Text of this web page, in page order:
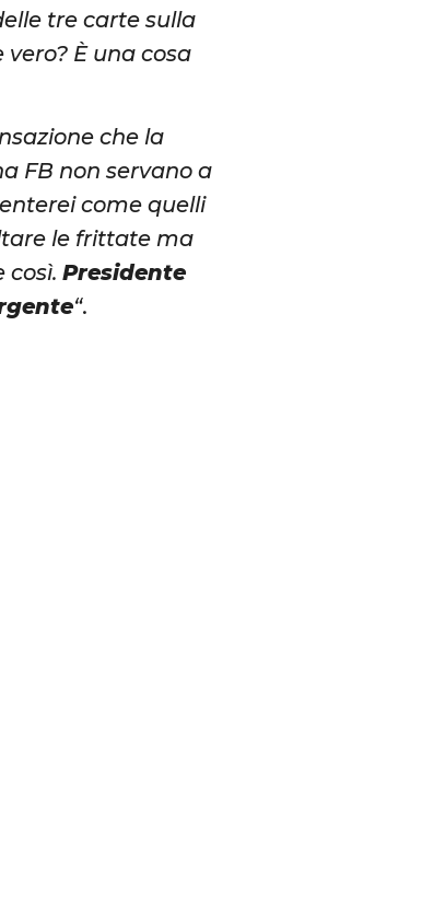
tre carte sulla
È una cosa
che la
FB non servano a
come quelli
le frittate ma
così.Presidente
“.